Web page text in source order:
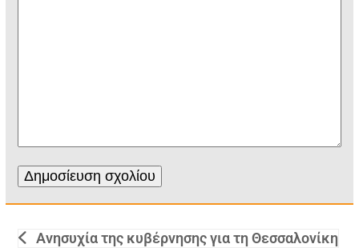
Ανησυχία της κυβέρνησης για τη Θεσσαλονίκη